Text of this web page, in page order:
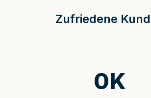
Zufriedene
0K